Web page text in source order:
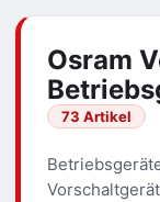
Osram
73 Artikel